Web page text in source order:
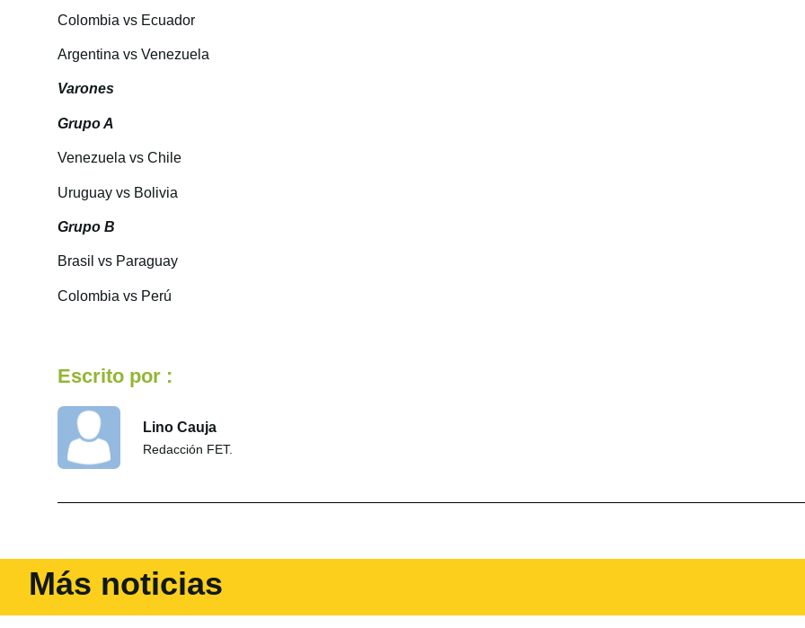
Colombia vs Ecuador
Argentina vs Venezuela
Varones
Grupo A
Venezuela vs Chile
Uruguay vs Bolivia
Grupo B
Brasil vs Paraguay
Colombia vs Perú
Escrito por :
Lino Cauja
Redacción FET.
Más noticias